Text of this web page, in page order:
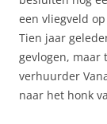
een vliegveld
Tien jaar
gevlogen, maar
verhuurder
naar het honk